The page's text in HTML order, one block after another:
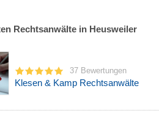
Rechtsanwälte in Heusweiler
37 Bewertungen
Klesen & Kamp Rechtsanwälte